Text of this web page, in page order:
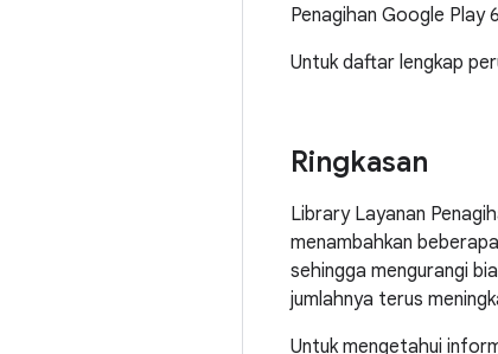
Penagihan Google Play
Untuk daftar lengkap
Ringkasan
Library Layanan
menambahkan
sehingga mengurangi
jumlahnya terus
Untuk mengetahui